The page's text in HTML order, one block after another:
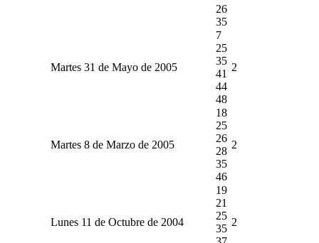
26
35
Martes 31 de Mayo de 2005
7
25
35
41
44
48
2
Martes 8 de Marzo de 2005
18
25
26
28
35
46
2
Lunes 11 de Octubre de 2004
19
21
25
35
2